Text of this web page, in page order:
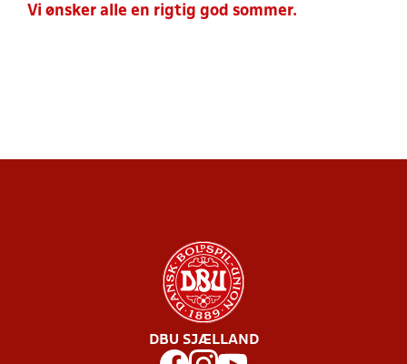
Vi ønsker alle en rigtig god sommer.
DBU SJÆLLAND